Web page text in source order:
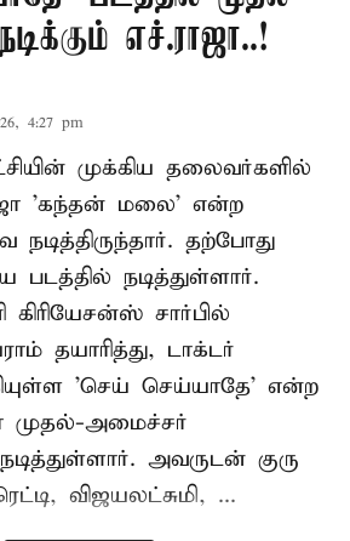
எச்.ராஜா..!
4:27 pm
முக்கிய தலைவர்களில்
'கந்தன் மலை' என்ற
தற்போது
படத்தில் நடித்துள்ளார்.
கிரியேசன்ஸ் சார்பில்
தயாரித்து, டாக்டர்
'செய் செய்யாதே' என்ற
முதல்-அமைச்சர்
அவருடன் குரு
விஜயலட்சுமி, ...